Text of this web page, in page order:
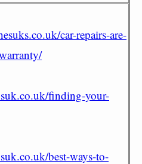
car-repairs-are-
finding-your-
best-ways-to-